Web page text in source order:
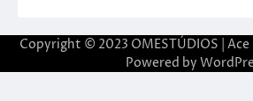
Copyright © 2023 OMESTÚDIOS | Ace
Powered by